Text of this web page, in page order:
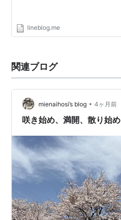
lineblog.me
関連ブログ
mienaihosi’s blog • 4ヶ月前
咲き始め、満開、散り始め